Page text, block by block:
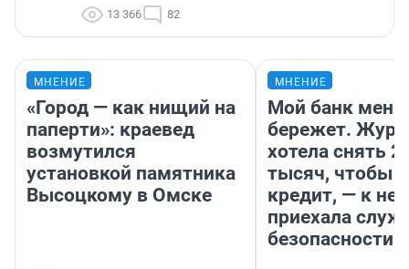
13 366 82
МНЕНИЕ
«Город — как нищий на
паперти»: краевед
возмутился
установкой памятника
Высоцкому в Омске
МНЕНИЕ
Мой банк меня
бережет.
хотела снять
тысяч, чтобы
кредит, — к
приехала
безопасности